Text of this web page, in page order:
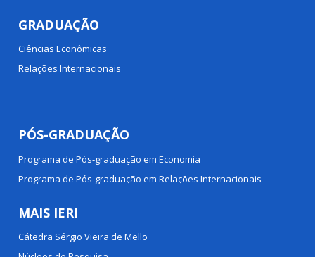
GRADUAÇÃO
Ciências Econômicas
Relações Internacionais
PÓS-GRADUAÇÃO
Programa de Pós-graduação em Economia
Programa de Pós-graduação em Relações Internacionais
MAIS IERI
Cátedra Sérgio Vieira de Mello